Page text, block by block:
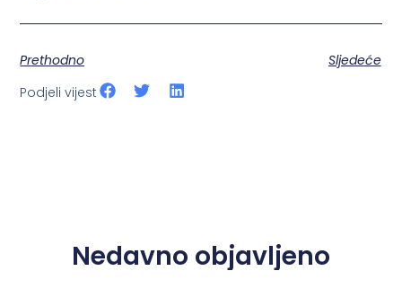
Prethodno
Sljedeće
Podjeli vijest
Nedavno objavljeno